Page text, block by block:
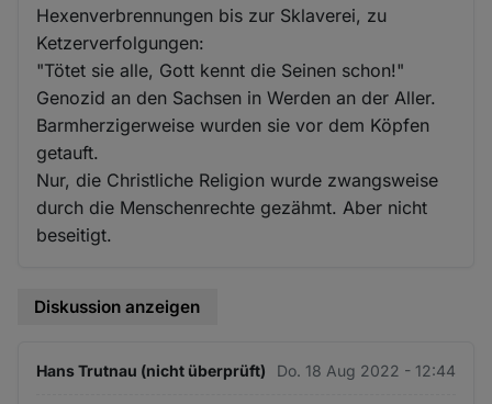
Hexenverbrennungen bis zur Sklaverei, zu
Ketzerverfolgungen:
"Tötet sie alle, Gott kennt die Seinen schon!"
Genozid an den Sachsen in Werden an der Aller.
Barmherzigerweise wurden sie vor dem Köpfen
getauft.
Nur, die Christliche Religion wurde zwangsweise
durch die Menschenrechte gezähmt. Aber nicht
beseitigt.
Diskussion anzeigen
Hans Trutnau (nicht überprüft) Do. 18 Aug 2022 - 12:44